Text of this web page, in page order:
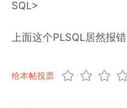
SQL>
上面这个PLSQL居然报
给本帖投票